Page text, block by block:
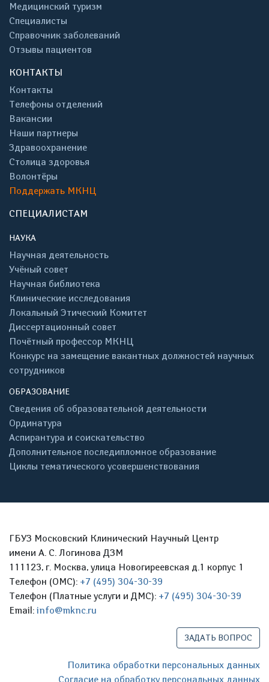
Медицинский туризм
Специалисты
Справочник заболеваний
Отзывы пациентов
КОНТАКТЫ
Контакты
Телефоны отделений
Вакансии
Наши партнеры
Здравоохранение
Столица здоровья
Волонтёры
Поддержать МКНЦ
СПЕЦИАЛИСТАМ
НАУКА
Научная деятельность
Учёный совет
Научная библиотека
Клинические исследования
Локальный Этический Комитет
Диссертационный совет
Почётный профессор МКНЦ
Конкурс на замещение вакантных должностей научных
сотрудников
ОБРАЗОВАНИЕ
Сведения об образовательной деятельности
Ординатура
Аспирантура и соискательство
Дополнительное последипломное образование
Циклы тематического усовершенствования
ГБУЗ Московский Клинический Научный Центр
имени А. С. Логинова ДЗМ
111123, г. Москва, улица Новогиреевская д.1 корпус 1
Телефон (ОМС): +7 (495) 304-30-39
Телефон (Платные услуги и ДМС): +7 (495) 304-30-39
Email: info@mknc.ru
ЗАДАТЬ ВОПРОС
Политика обработки персональных данных
Согласие на обработку персональных данных